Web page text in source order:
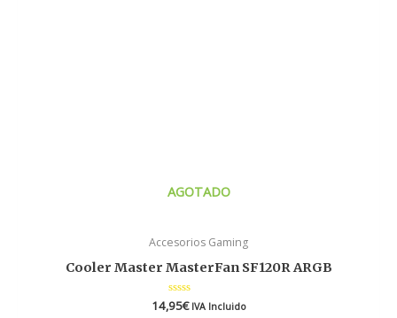
AGOTADO
Accesorios Gaming
Cooler Master MasterFan SF120R ARGB
Valorado
14,95€ IVA Incluido